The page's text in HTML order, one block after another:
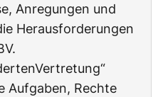
Anregungen und
Herausforderungen
Aufgaben, Rechte